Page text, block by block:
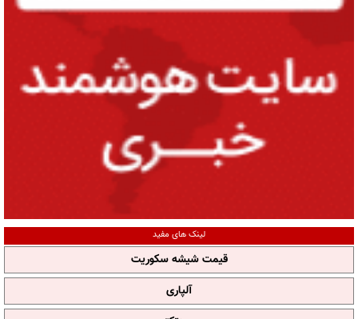
لینک های مفید
قیمت شیشه سکوریت
آلپاری